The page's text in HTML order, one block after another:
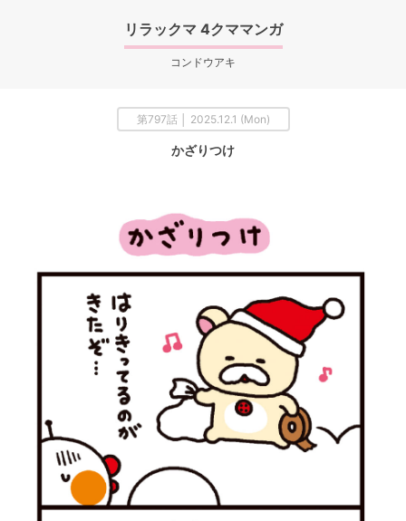
リラックマ 4クママンガ
コンドウアキ
第797話 │ 2025.12.1 (Mon)
かざりつけ